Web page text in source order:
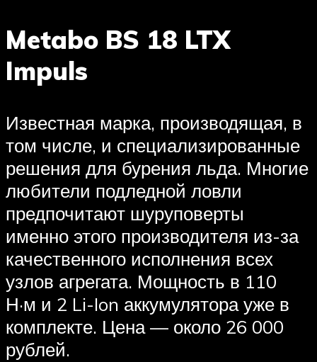
Metabo BS 18 LTX
Impuls
Известная марка, производящая, в
том числе, и специализированные
решения для бурения льда. Многие
любители подледной ловли
предпочитают шуруповерты
именно этого производителя из-за
качественного исполнения всех
узлов агрегата. Мощность в 110
Н·м и 2 Li-Ion аккумулятора уже в
комплекте. Цена — около 26 000
рублей.